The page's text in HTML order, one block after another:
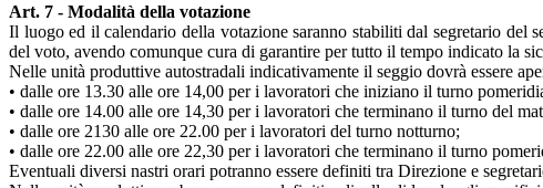
Art. 7 - Modalità della votazione
Il luogo ed il calendario della votazione saranno stabiliti dal segretario
del voto, avendo comunque cura di garantire per tutto il tempo indicato la
Nelle unità produttive autostradali indicativamente il seggio dovrà essere
• dalle ore 13.30 alle ore 14,00 per i lavoratori che iniziano il turno
• dalle ore 14.00 alle ore 14,30 per i lavoratori che terminano il turno del
• dalle ore 2130 alle ore 22.00 per i lavoratori del turno notturno;
• dalle ore 22.00 alle ore 22,30 per i lavoratori che terminano il turno
Eventuali diversi nastri orari potranno essere definiti tra Direzione e